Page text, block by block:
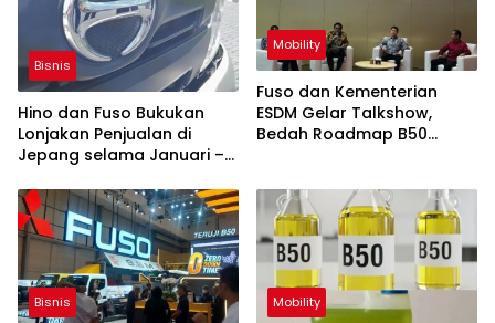
Bisnis
Hino dan Fuso Bukukan
Lonjakan Penjualan di
Jepang selama Januari –
Mobility
Fuso dan Kementerian
ESDM Gelar Talkshow,
Bedah Roadmap B50
Bisnis Mobility